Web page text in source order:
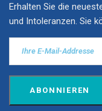
Erhalten Sie die
und Intoleranzen. Sie